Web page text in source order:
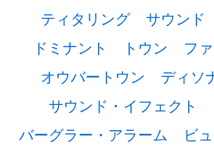
ティタリング
サウンド
ドミナント
トウン
フ
オウバートウン
ディソ
サウンド・イフェクト
バーグラー・アラーム
ビ